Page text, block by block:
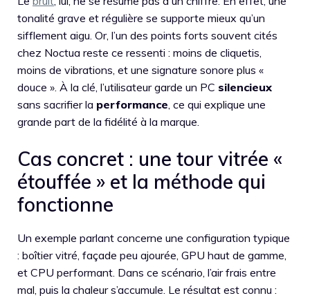
tonalité grave et régulière se supporte mieux qu’un
sifflement aigu. Or, l’un des points forts souvent cités
chez Noctua reste ce ressenti : moins de cliquetis,
moins de vibrations, et une signature sonore plus «
douce ». À la clé, l’utilisateur garde un PC silencieux
sans sacrifier la performance, ce qui explique une
grande part de la fidélité à la marque.
Cas concret : une tour vitrée «
étouffée » et la méthode qui
fonctionne
Un exemple parlant concerne une configuration typique
: boîtier vitré, façade peu ajourée, GPU haut de gamme,
et CPU performant. Dans ce scénario, l’air frais entre
mal, puis la chaleur s’accumule. Le résultat est connu :